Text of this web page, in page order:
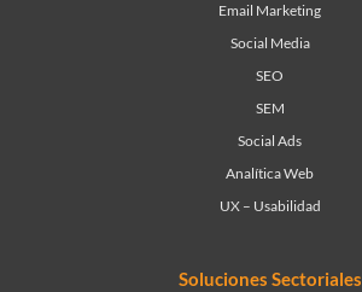
Email Marketing
Social Media
SEO
SEM
Social Ads
Analítica Web
UX – Usabilidad
Soluciones Sectoriales